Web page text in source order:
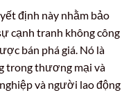
định này nhằm bảo
cạnh tranh không công
bán phá giá. Nó là
trong thương mại và
và người lao động